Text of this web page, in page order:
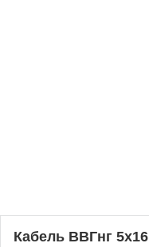
Кабель ВВГнг 5х16